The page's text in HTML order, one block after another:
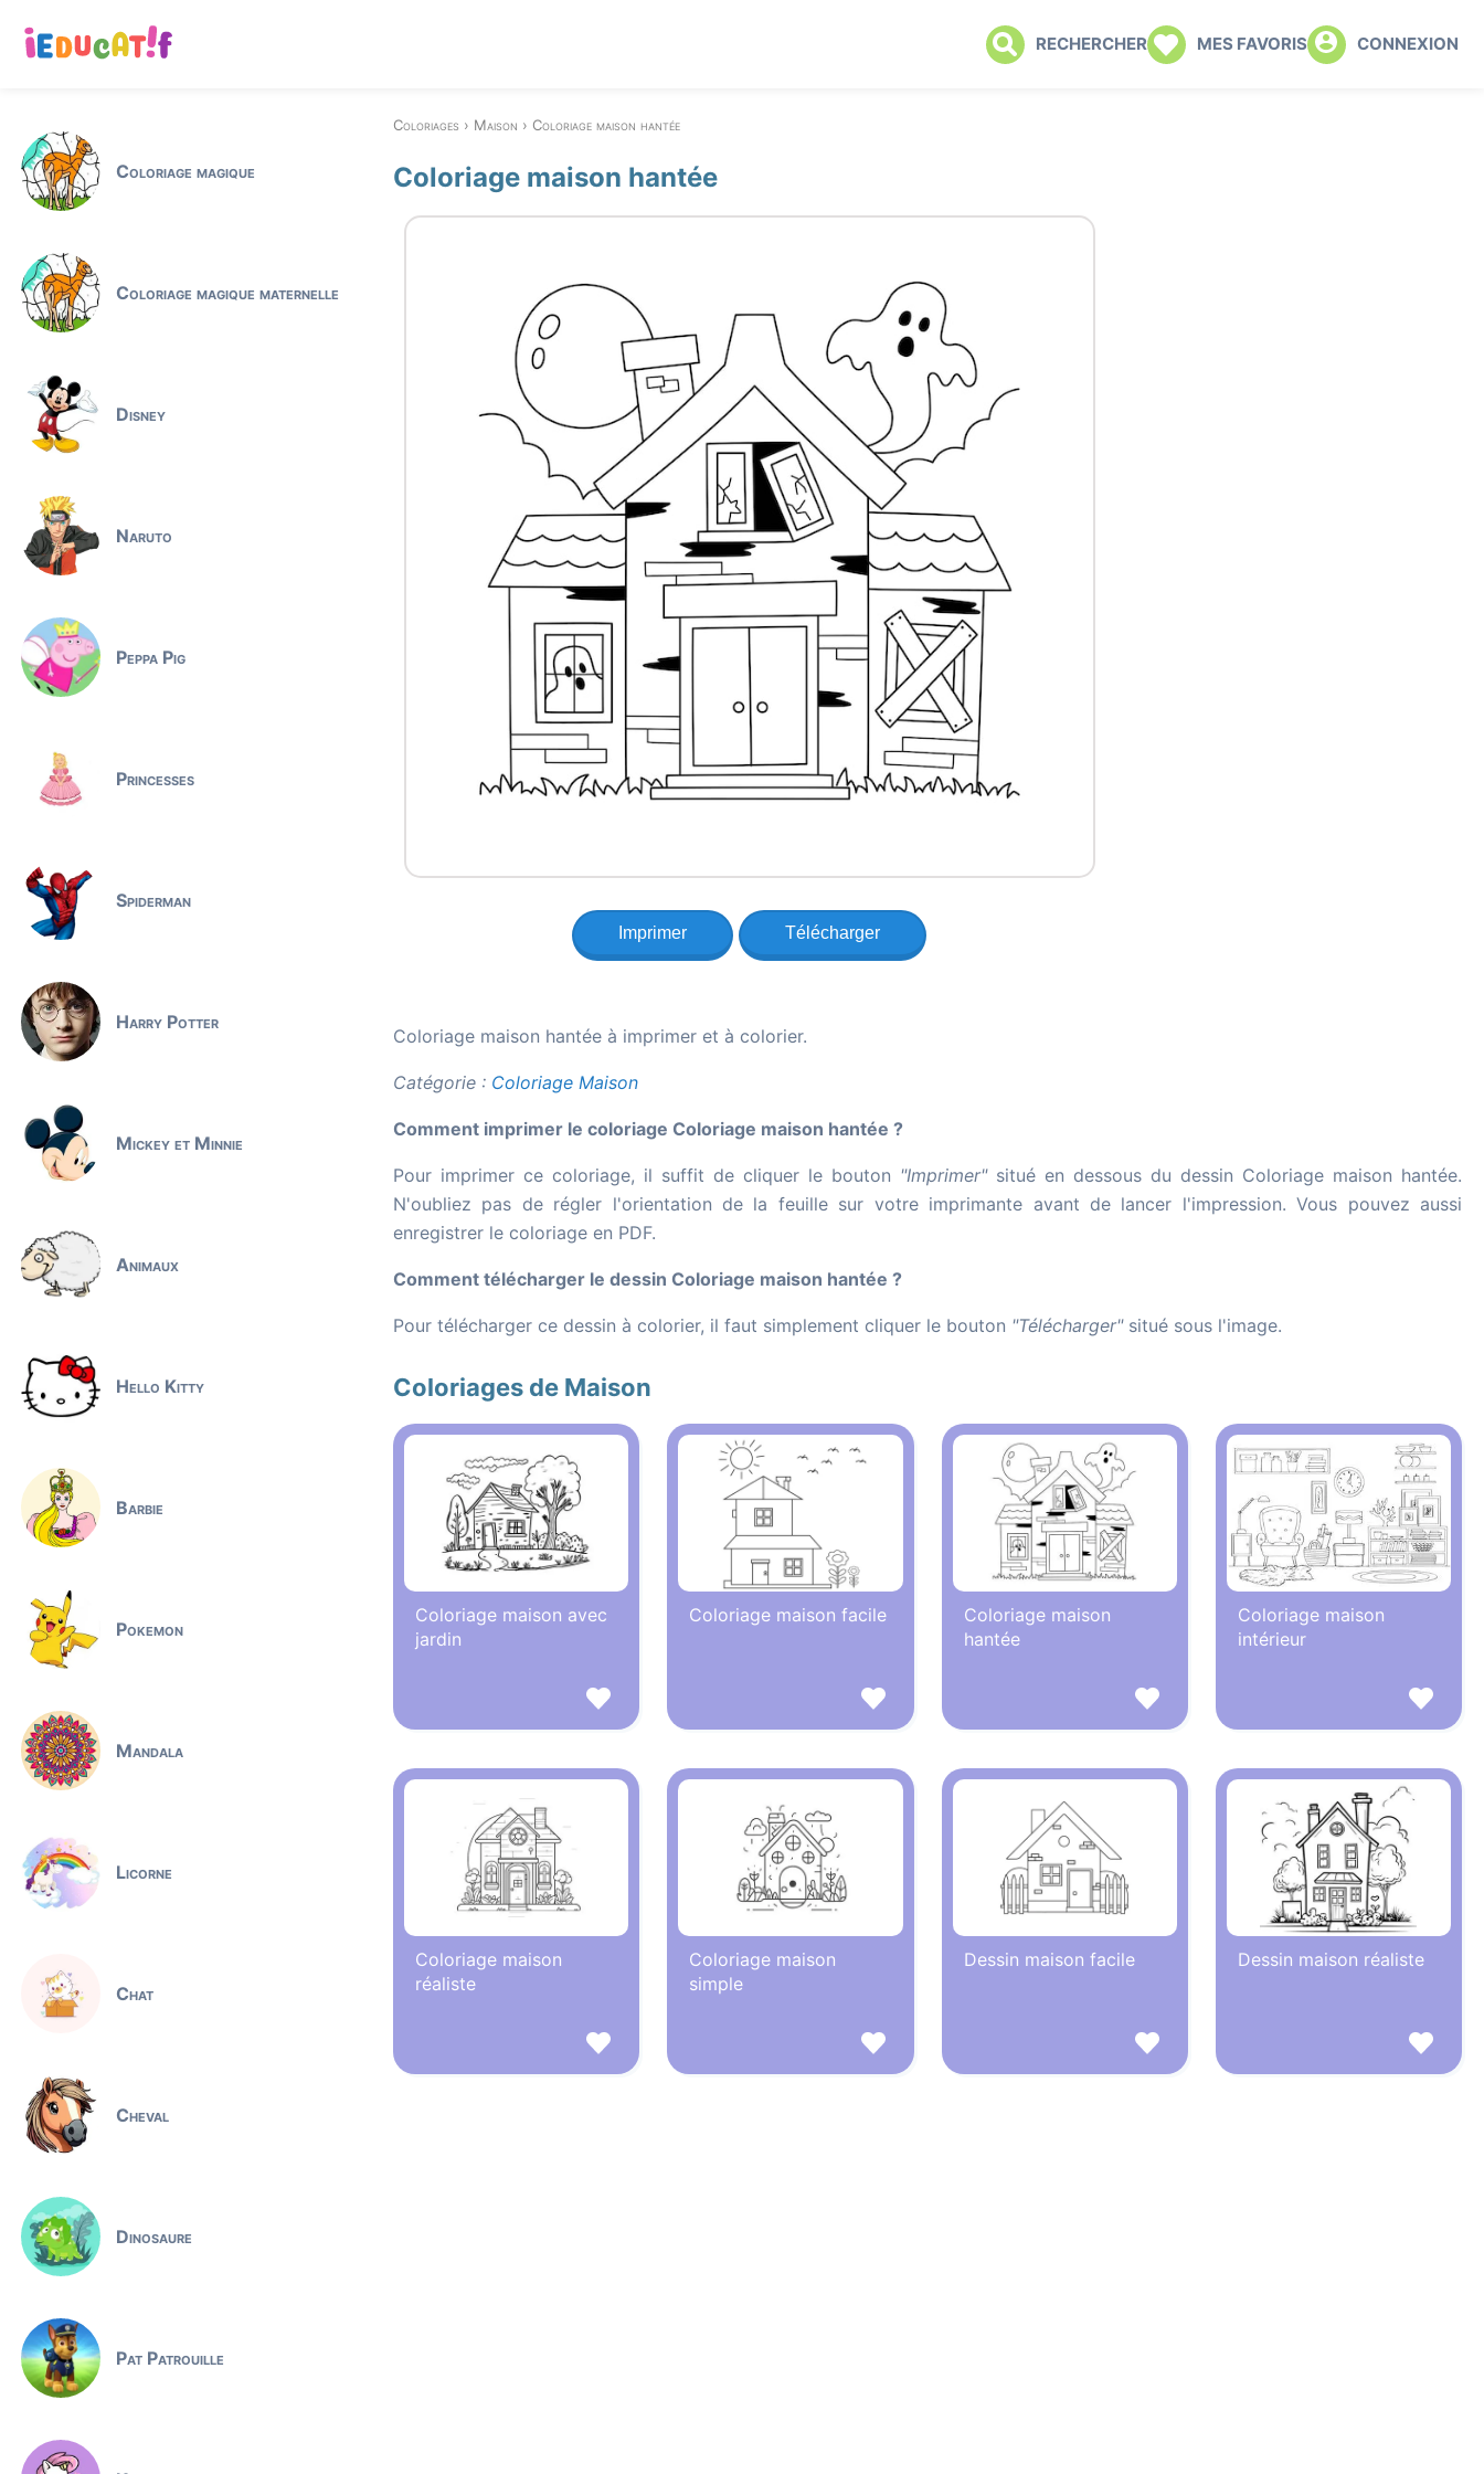
RECHERCHER MES FAVORIS CONNEXION
Coloriage magique
Coloriage magique maternelle
Disney
Naruto
Peppa Pig
Princesses
Spiderman
Harry Potter
Mickey et Minnie
Animaux
Hello Kitty
Barbie
Pokemon
Mandala
Licorne
Chat
Cheval
Dinosaure
Pat Patrouille
Coloriages Maison Coloriage maison hantée
Coloriage maison hantée
Imprimer Télécharger
Coloriage maison hantée à imprimer et à colorier.
Catégorie : Coloriage Maison
Comment imprimer le coloriage Coloriage maison hantée ?
Pour imprimer ce coloriage, il suffit de cliquer le bouton "Imprimer"situé en dessous du dessin Coloriage maison hantée.
N'oubliez pas de régler l'orientation de la feuille sur votre imprimante avant de lancer l'impression. Vous pouvez aussi
enregistrer le coloriage en PDF.
Comment télécharger le dessin Coloriage maison hantée ?
Pour télécharger ce dessin à colorier, il faut simplement cliquer le bouton "Télécharger"situé sous l'image.
Coloriages de Maison
Coloriage maison avec
jardin
Coloriage maison facile
Coloriage maison
hantée
Coloriage maison
intérieur
Coloriage maison
réaliste
Coloriage maison
simple
Dessin maison facile Dessin maison réaliste